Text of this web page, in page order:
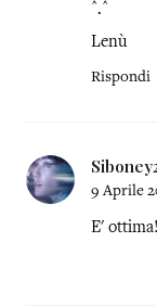
^.^
Lenù
Rispondi
9 Aprile
E' ottima!